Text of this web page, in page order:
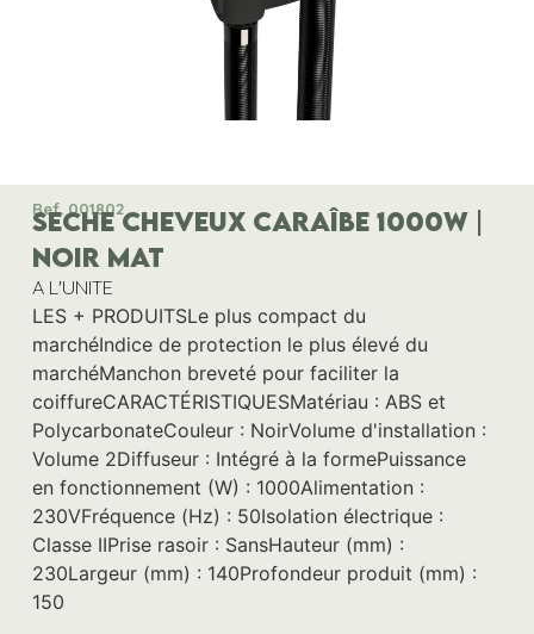
Ref. 001802
SECHE CHEVEUX CARAÎBE 1000W |
NOIR MAT
A L'UNITE
LES + PRODUITSLe plus compact du
marchéIndice de protection le plus élevé du
marchéManchon breveté pour faciliter la
coiffureCARACTÉRISTIQUESMatériau : ABS et
PolycarbonateCouleur : NoirVolume d'installation :
Volume 2Diffuseur : Intégré à la formePuissance
en fonctionnement (W) : 1000Alimentation :
230VFréquence (Hz) : 50Isolation électrique :
Classe IIPrise rasoir : SansHauteur (mm) :
230Largeur (mm) : 140Profondeur produit (mm) :
150